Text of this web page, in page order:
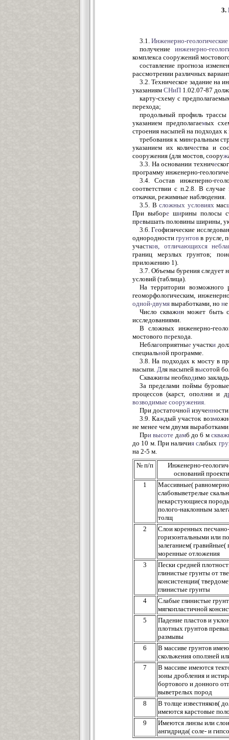
3.
3.1. Инженерно-геологические
получение инженерно-
комплекса сооружений
составление прогноза
рассмотрении различных
3.2. Техническое задание на ин
указаниям СНиП 1.02.07-87
карту-схему с
перехода;
продольный профиль
указанием предполагаемых
строения насыпей на подходах
требования к минеральным
указанием их количества и
сооружения (для мостов, сооруж
3.3. На основании техниче
программу инженерно-
3.4. Состав инженерно-ге
соответствии с п.2.8. В
откачки, режимные наблюдения.
3.5. Всложных условиях мас
При выборе ширины полосы
превышать половины ширины,
3.6. Геофизические
однородностигрунтов в русле,
участков, отличающихся
границ мерзлых грунтов;
приложению 1).
3.7. Объемы бурения следует
условий (таблица).
На территории возможного
геоморфологическим,
одной-двумя выработками, но н
Число скважин может быть
исследованиями.
В сложных инженерно-
мостового перехода.
Неблагоприятные участки
специальной программе.
3.8. На подходах к мосту в пр
насыпи. Для насыпей высотой
Скважины необходимо
За пределами поймы
процессов (карст, оползни и д
возводимые сооружения.
При достаточной изученн
3.9. Каждый участок возм
не менее чем двумя
При высоте дамб до 6 м
до 10 м. При наличия слабых
на 2-5 м.
№ п/п
Инженерно-
оснований
1
Массивные(
слабовыветрелые
некарстующиеся
полого-наклонным
толщ
2
Слои коренных
горизонтальными или
залеганием( гравийные(
моренные отложения
3
Пески средней
глинистые грунты от
консистенции(
глинистые грунты
4
Слабые глинистые
мягкопластичной
5
Падение пластов и
плотных грунтов
размывы
6
В массиве грунтов
скольжения оползней
7
В массиве имеются
зоны дробления и
бортового и донного
выветрелых пород
8
В толще известняков(
имеются карстовые
9
Имеются линзы или
ангидрида( соле- и